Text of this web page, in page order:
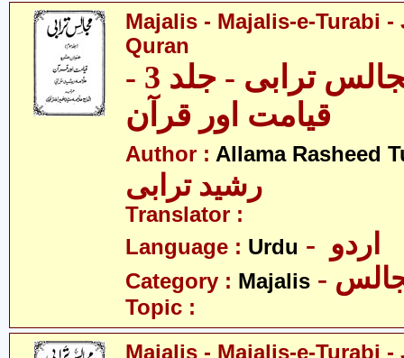
Majalis - Majalis-e-Turabi -
Quran
مجالس - مجالس ترابی - جلد 3 -
Author : Allama Rasheed
رشید ترابی
Translator :
Language : Urdu
Category : Majalis
Topic :
Majalis - Majalis-e-Turabi -